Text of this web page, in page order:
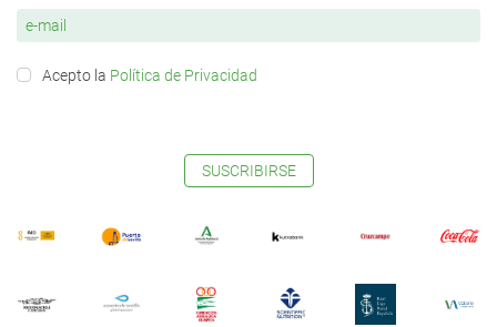
Acepto la Política de Privacidad
SUSCRIBIRSE